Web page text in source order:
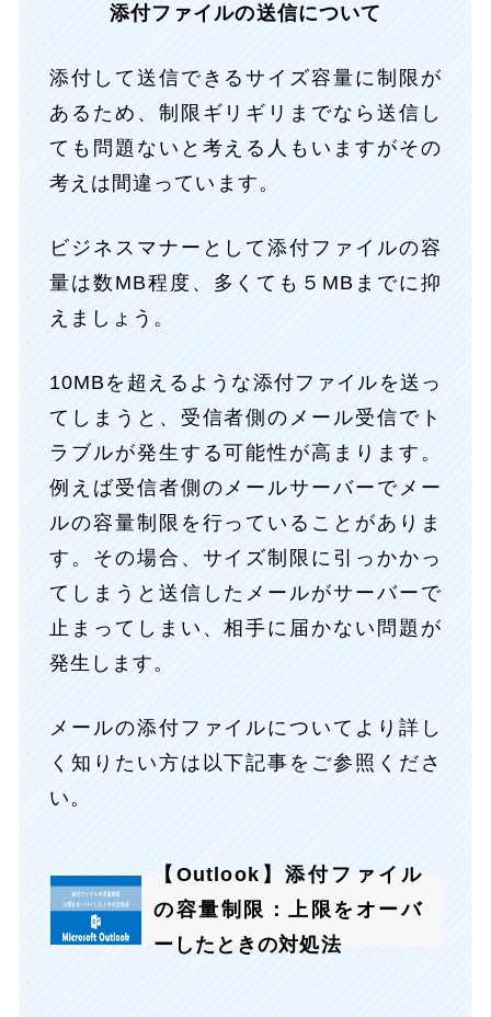
添付ファイルの送信について
添付して送信できるサイズ容量に制限が
あるため、制限ギリギリまでなら送信し
ても問題ないと考える人もいますがその
考えは間違っています。
ビジネスマナーとして添付ファイルの容
量は数MB程度、多くても５MBまでに抑
えましょう。
10MBを超えるような添付ファイルを送っ
てしまうと、受信者側のメール受信でト
ラブルが発生する可能性が高まります。
例えば受信者側のメールサーバーでメー
ルの容量制限を行っていることがありま
す。その場合、サイズ制限に引っかかっ
てしまうと送信したメールがサーバーで
止まってしまい、相手に届かない問題が
発生します。
メールの添付ファイルについてより詳し
く知りたい方は以下記事をご参照くださ
い。
【Outlook】添付ファイル
の容量制限：上限をオーバ
ーしたときの対処法